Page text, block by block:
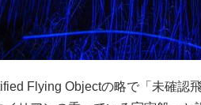
Flying Objectの略で「未確認